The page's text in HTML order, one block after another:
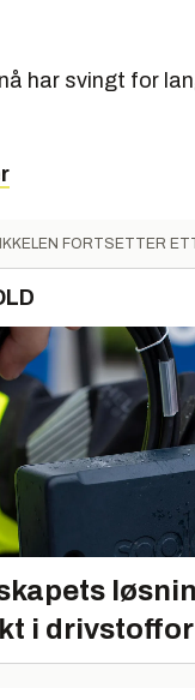
har svingt for
FORTSETTER
i